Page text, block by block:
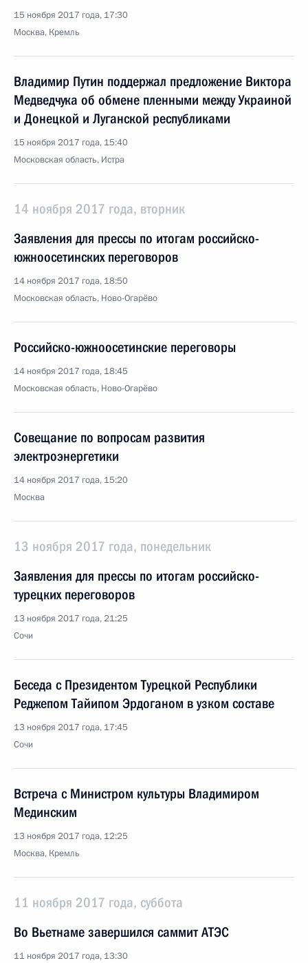
15 ноября 2017 года, 17:30
Москва, Кремль
Владимир Путин поддержал предложение Виктора
Медведчука об обмене пленными между Украиной
и Донецкой и Луганской республиками
15 ноября 2017 года, 15:40
Московская область, Истра
14 ноября 2017 года, вторник
Заявления для прессы по итогам российско-
южноосетинских переговоров
14 ноября 2017 года, 18:50
Московская область, Ново-Огарёво
Российско-южноосетинские переговоры
14 ноября 2017 года, 18:45
Московская область, Ново-Огарёво
Совещание по вопросам развития
электроэнергетики
14 ноября 2017 года, 15:20
Москва
13 ноября 2017 года, понедельник
Заявления для прессы по итогам российско-
турецких переговоров
13 ноября 2017 года, 21:25
Сочи
Беседа с Президентом Турецкой Республики
Реджепом Тайипом Эрдоганом в узком составе
13 ноября 2017 года, 17:45
Сочи
Встреча с Министром культуры Владимиром
Мединским
13 ноября 2017 года, 12:25
Москва, Кремль
11 ноября 2017 года, суббота
Во Вьетнаме завершился саммит АТЭС
11 ноября 2017 года, 13:30